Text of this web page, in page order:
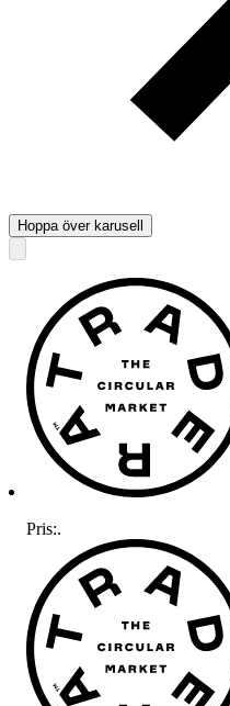
Hoppa över karusell
Pris:.